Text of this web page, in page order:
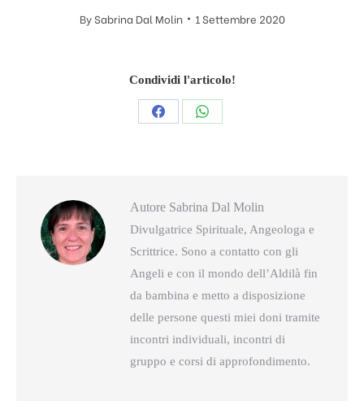
BySabrina Dal Molin 1 Settembre 2020
Condividi l'articolo!
CondividiCondividi
Autore Sabrina Dal Molin
Divulgatrice Spirituale, Angeologa e
Scrittrice. Sono a contatto con gli
Angeli e con il mondo dell’Aldilà fin
da bambina e metto a disposizione
delle persone questi miei doni tramite
incontri individuali, incontri di
gruppo e corsi di approfondimento.